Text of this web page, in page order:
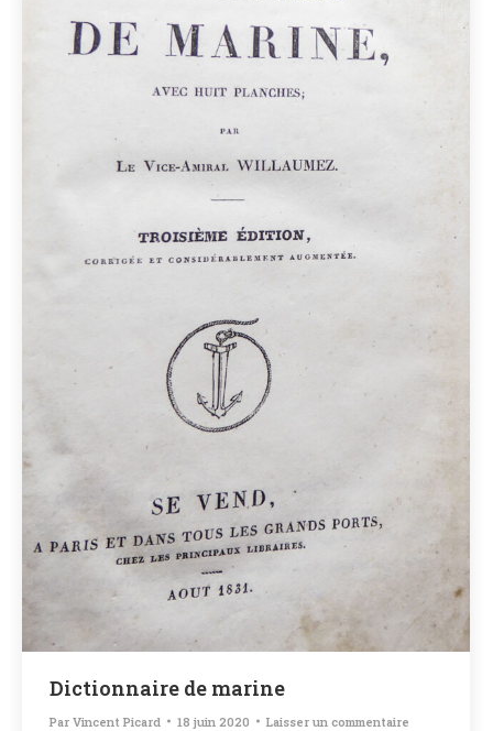
Dictionnaire de marine
Par Vincent Picard 18 juin 2020 Laisser un commentaire